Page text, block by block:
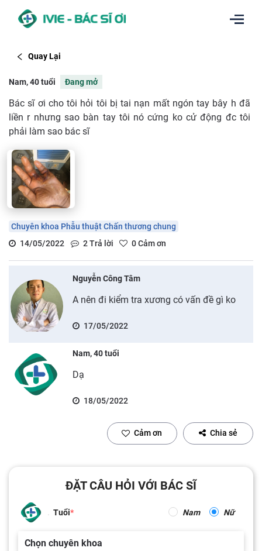
Quay Lại
Nam, 40 tuổi Đang mở
Bác sĩ ơi cho tôi hỏi tôi bị tai nạn mất ngón tay bây h đã
liền r nhưng sao bàn tay tôi nó cứng ko cử động đc tôi
phải làm sao bác sĩ
Chuyên khoa Phẫu thuật Chấn thương chung
14/05/2022
2Trả lời 0Cảm ơn
Nguyễn Công Tâm
A nên đi kiểm tra xương có vấn đề gì ko
17/05/2022
Nam, 40 tuổi
Dạ
18/05/2022
Cảm ơn Chia sẻ
ĐẶT CÂU HỎI VỚI BÁC SĨ
Tuổi Nam Nữ
Chọn chuyên khoa